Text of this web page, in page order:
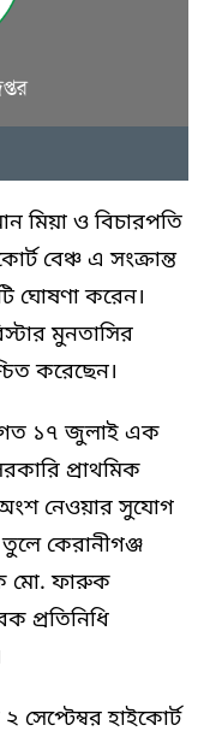
মিয়া ও বিচারপতি
বেঞ্চ এ সংক্রান্ত
ঘোষণা করেন।
মুনতাসির
করেছেন।
গত ১৭ জুলাই এক
প্রাথমিক
অংশ নেওয়ার সুযোগ
তুলে কেরানীগঞ্জ
মো. ফারুক
প্রতিনিধি
সেপ্টেম্বর হাইকোর্ট